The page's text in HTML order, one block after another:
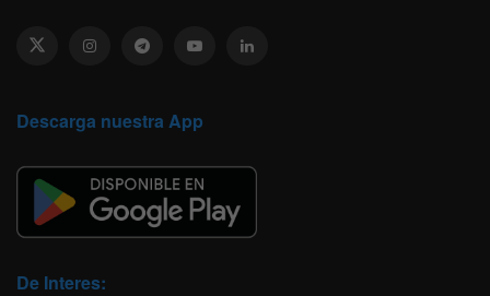
Descarga nuestra App
De Interes: